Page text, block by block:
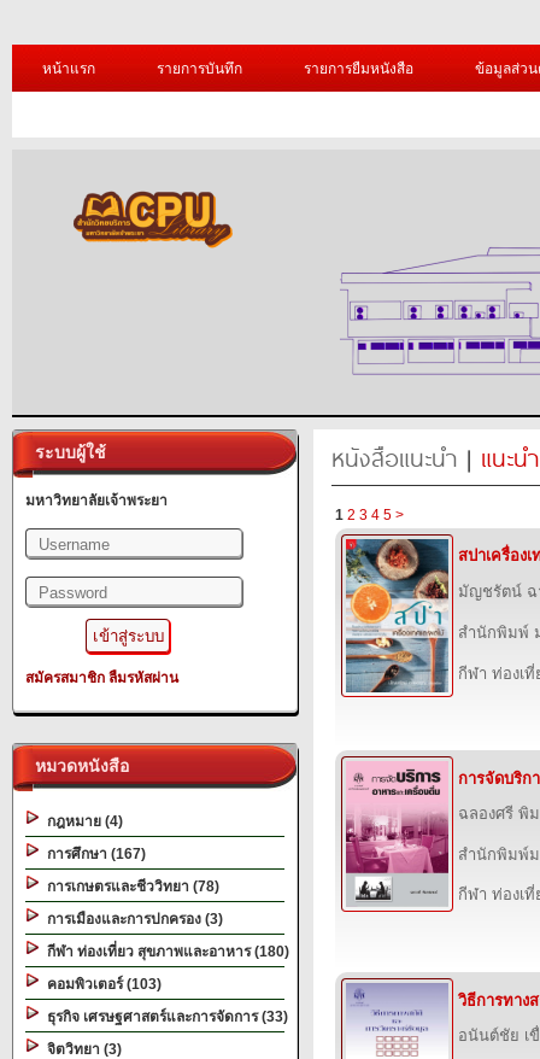
หน้าแรก รายการบันทึก รายการยืมหนังสือ ข้อมูลส่ว
ระบบผู้ใช้
มหาวิทยาลัยเจ้าพระยา
สมัครสมาชิก ลืมรหัสผ่าน
หมวดหนังสือ
กฎหมาย (4)
การศึกษา (167)
การเกษตรและชีววิทยา (78)
การเมืองและการปกครอง (3)
กีฬา ท่องเที่ยว สุขภาพและอาหาร (180)
คอมพิวเตอร์ (103)
ธุรกิจ เศรษฐศาสตร์และการจัดการ (33)
จิตวิทยา (3)
หนังสือแนะนำ | แนะน
1 2 3 4 5 >
สปาเครื่อง
มัญชรัตน์
สำนักพิมพ์
กีฬา ท่องเ
การจัดบริก
ฉลองศรี พิ
สำนักพิมพ์ม
กีฬา ท่องเ
วิธีการทาง
อนันต์ชัย เ